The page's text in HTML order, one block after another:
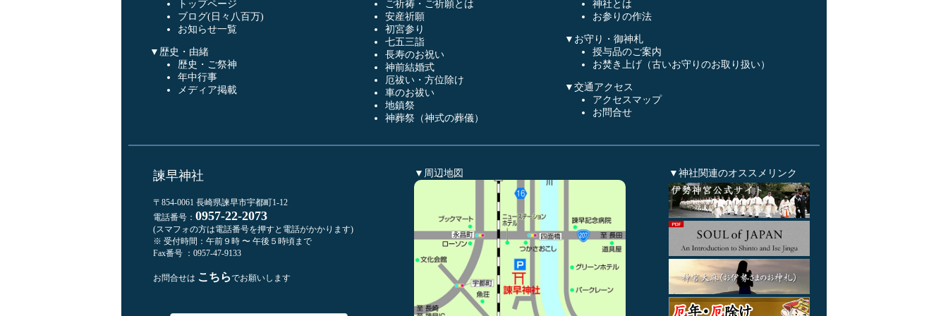
トップページ
ブログ(日々八百万)
お知らせ一覧
▼歴史・由緒
歴史・ご祭神
年中行事
メディア掲載
ご祈祷・ご祈願とは
安産祈願
初宮参り
七五三詣
長寿のお祝い
神前結婚式
厄祓い・方位除け
車のお祓い
地鎮祭
神葬祭（神式の葬儀）
神社とは
お参りの作法
▼お守り・御神札
授与品のご案内
お焚き上げ（古いお守りのお取り扱い）
▼交通アクセス
アクセスマップ
お問合せ
諫早神社
〒854-0061 長崎県諫早市宇都町1-12
電話番号： 0957-22-2073
(スマフォの方は電話番号を押すと電話がかかります)
※ 受付時間：午前９時 〜 午後５時頃まで
Fax番号 ：0957-47-9133
お問合せは こちらでお願いします
▼周辺地図 ▼神社関連のオススメリンク